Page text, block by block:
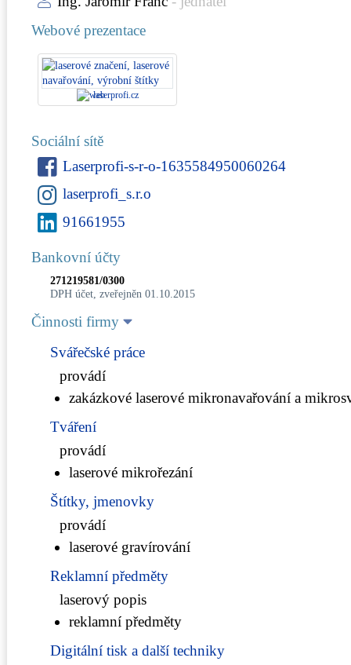
Webové prezentace
laserprofi.cz
Sociální sítě
Laserprofi-s-r-o-1635584950060264
laserprofi_s.r.o
91661955
Bankovní účty
271219581/0300
DPH účet, zveřejněn 01.10.2015
Činnosti firmy
Svářečské práce
provádí
zakázkové laserové mikronavařování a
Tváření
provádí
laserové mikrořezání
Štítky, jmenovky
provádí
laserové gravírování
Reklamní předměty
laserový popis
reklamní předměty
Digitální tisk a další techniky